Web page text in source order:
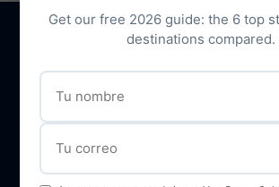
Nuestros
Get our free 2026 guide: the 6 top
destinations compared.